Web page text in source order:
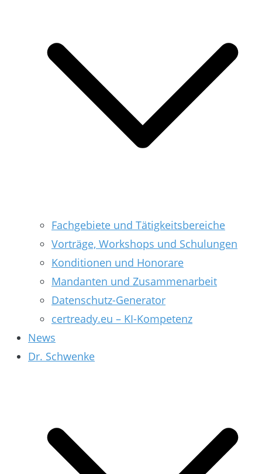
Fachgebiete und Tätigkeitsbereiche
Vorträge, Workshops und Schulungen
Konditionen und Honorare
Mandanten und Zusammenarbeit
Datenschutz-Generator
certready.eu – KI-Kompetenz
News
Dr. Schwenke